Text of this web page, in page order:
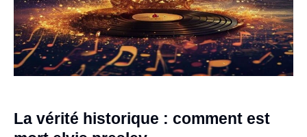
La vérité historique : comment est